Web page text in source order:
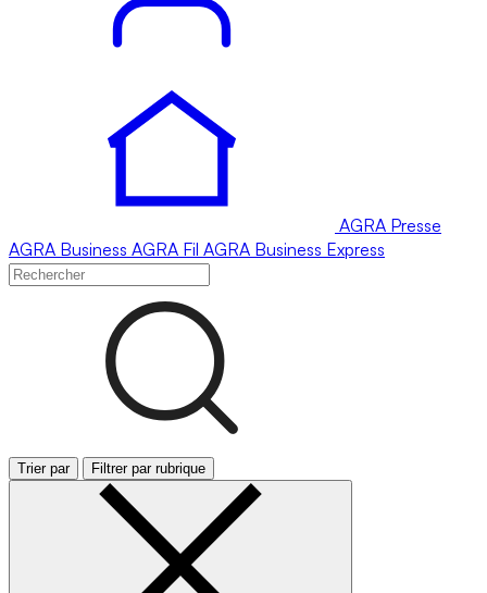
AGRA Presse
AGRA Business AGRA Fil AGRA Business Express
Trier par Filtrer par rubrique